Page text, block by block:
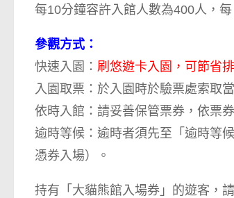
每10分鐘容許入館人數為400人，
參觀方式：
快速入園： 刷悠遊卡入園，可節省
入園取票：於入園時於驗票處索取
依時入館：請妥善保管票券，依票
逾時等候：逾時者須先至「逾時等
憑券入場）。
持有「大貓熊館入場券」的遊客，